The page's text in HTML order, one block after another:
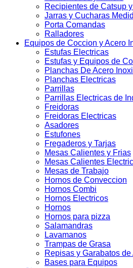
Recipientes de Catsup
Jarras y Cucharas
Porta Comandas
Ralladores
Equipos de Coccion y Acero
Estufas Electricas
Estufas y Equipos de
Planchas De Acero
Planchas Electricas
Parrillas
Parrillas Electricas de
Freidoras
Freidoras Electricas
Asadores
Estufones
Fregaderos y Tarjas
Mesas Calientes y Frias
Mesas Calientes
Mesas de Trabajo
Hornos de Conveccion
Hornos Combi
Hornos Electricos
Hornos
Hornos para pizza
Salamandras
Lavamanos
Trampas de Grasa
Repisas y Garabatos
Bases para Equipos